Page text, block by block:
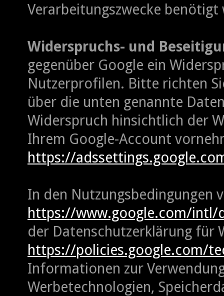
Verarbeitungszwecke benötigt
Widerspruchs- und
gegenüber Google ein
Nutzerprofilen. Bitte richten
über die unten genannte
Widerspruch hinsichtlich der
Ihrem Google-Account
https://
In den Nutzungsbedingungen
https://www.google.com/intl/
der Datenschutzerklärung für
https://policies.google.com/
Informationen zur
Werbetechnologien,